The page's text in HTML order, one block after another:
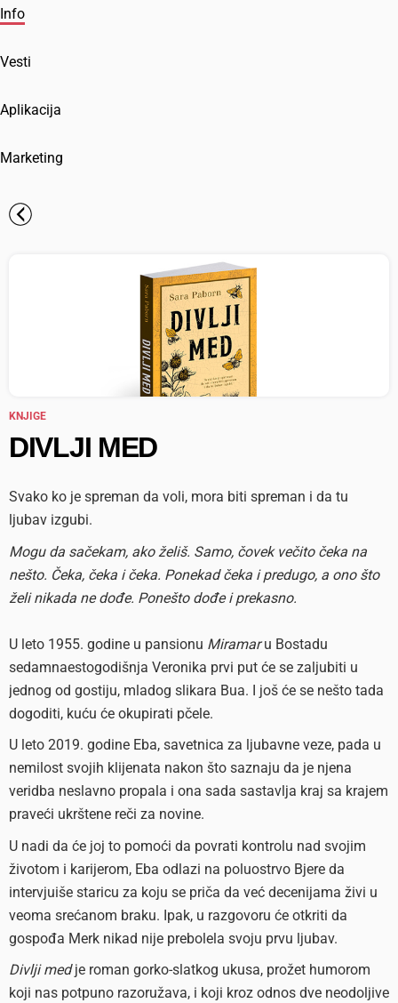
Info
Vesti
Aplikacija
Marketing
KNJIGE
DIVLJI MED
Svako ko je spreman da voli, mora biti spreman i da tu
ljubav izgubi.
Mogu da sačekam, ako želiš. Samo, čovek večito čeka na
nešto. Čeka, čeka i čeka. Ponekad čeka i predugo, a ono što
želi nikada ne dođe. Ponešto dođe i prekasno.
U leto 1955. godine u pansionu Miramaru Bostadu
sedamnaestogodišnja Veronika prvi put će se zaljubiti u
jednog od gostiju, mladog slikara Bua. I još će se nešto tada
dogoditi, kuću će okupirati pčele.
U leto 2019. godine Eba, savetnica za ljubavne veze, pada u
nemilost svojih klijenata nakon što saznaju da je njena
veridba neslavno propala i ona sada sastavlja kraj sa krajem
praveći ukrštene reči za novine.
U nadi da će joj to pomoći da povrati kontrolu nad svojim
životom i karijerom, Eba odlazi na poluostrvo Bjere da
intervjuiše staricu za koju se priča da već decenijama živi u
veoma srećanom braku. Ipak, u razgovoru će otkriti da
gospođa Merk nikad nije prebolela svoju prvu ljubav.
Divlji medje roman gorko-slatkog ukusa, prožet humorom
koji nas potpuno razoružava, i koji kroz odnos dve neodoljive